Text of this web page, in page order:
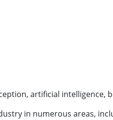
artificial intelligence,
in numerous areas,